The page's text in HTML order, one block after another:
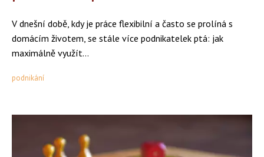
V dnešní době, kdy je práce flexibilní a často se prolíná s
domácím životem, se stále více podnikatelek ptá: jak
maximálně využít...
podnikání